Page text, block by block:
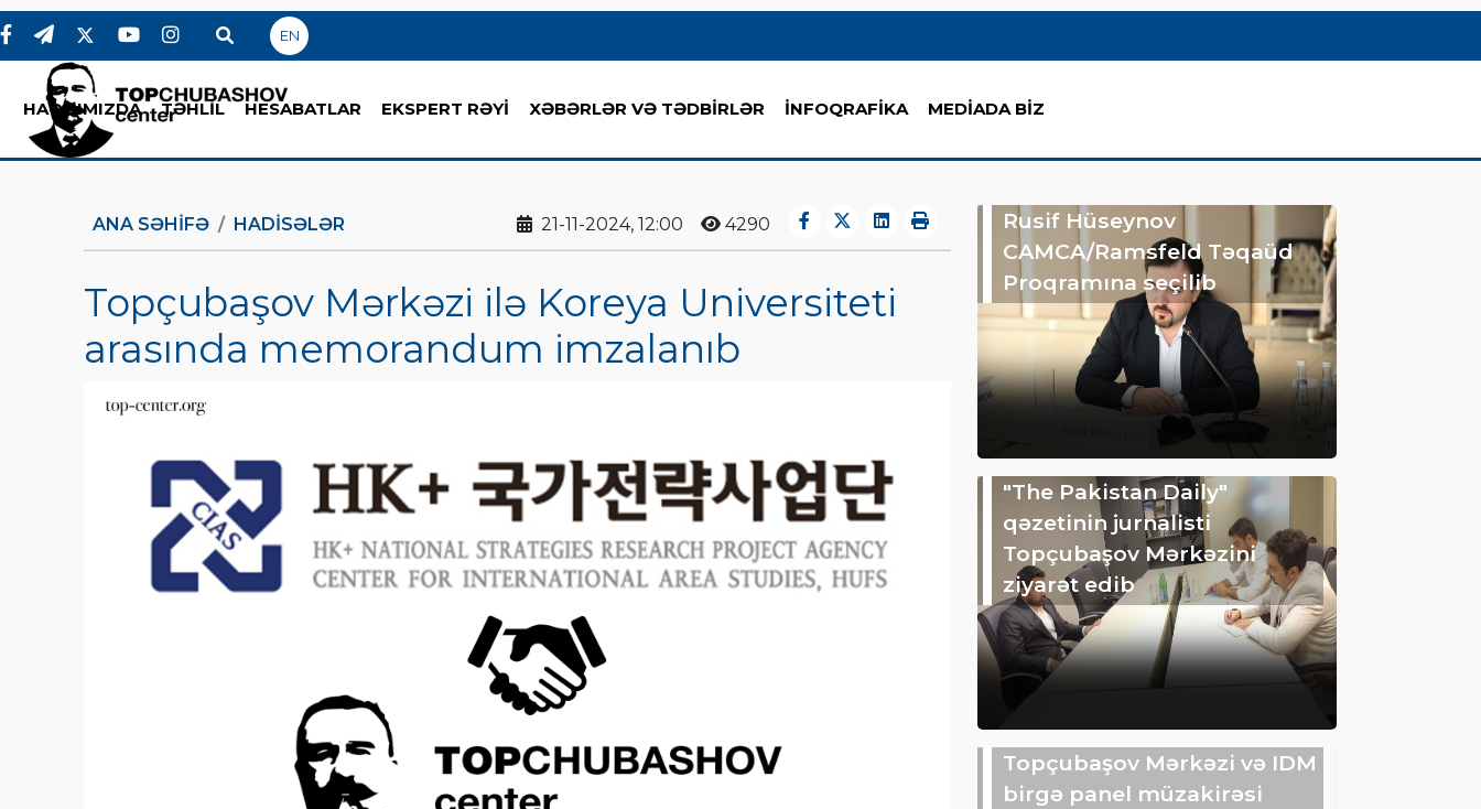
EN
HAQQIMIZDA TƏHLİL HESABATLAR EKSPERT RƏYİ XƏBƏRLƏR VƏ TƏDBİRLƏR İNFOQRAFİKA MEDİADA BİZ
ANA SƏHIFƏ HADİSƏLƏR 21-11-2024, 12:00 4290
Topçubaşov Mərkəzi ilə Koreya Universiteti
arasında memorandum imzalanıb
Rusif Hüseynov
CAMCA/Ramsfeld Təqaüd
Proqramına seçilib
"The Pakistan Daily"
qəzetinin jurnalisti
Topçubaşov Mərkəzini
ziyarət edib
Topçubaşov Mərkəzi və IDM
birgə panel müzakirəsi